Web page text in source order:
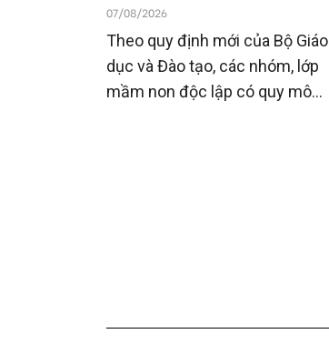
07/08/2026
Theo quy định mới của Bộ Giáo
dục và Đào tạo, các nhóm, lớp
mầm non độc lập có quy mô